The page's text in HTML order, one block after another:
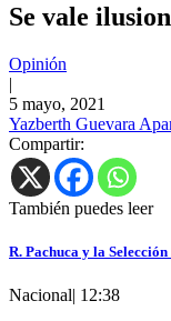
Se vale
Opinión
|
5 mayo, 2021
Yazberth Guevara
Compartir:
También puedes leer
R. Pachuca y la
Nacional| 12:38